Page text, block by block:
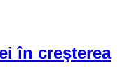
în creşterea